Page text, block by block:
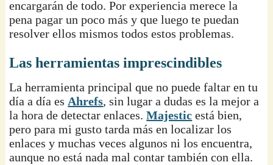
encargarán de todo. Por experiencia merece la
pena pagar un poco más y que luego te puedan
resolver ellos mismos todos estos problemas.
Las herramientas imprescindibles
La herramienta principal que no puede faltar en tu
día a día es Ahrefs, sin lugar a dudas es la mejor a
la hora de detectar enlaces.Majestic está bien,
pero para mi gusto tarda más en localizar los
enlaces y muchas veces algunos ni los encuentra,
aunque no está nada mal contar también con ella.